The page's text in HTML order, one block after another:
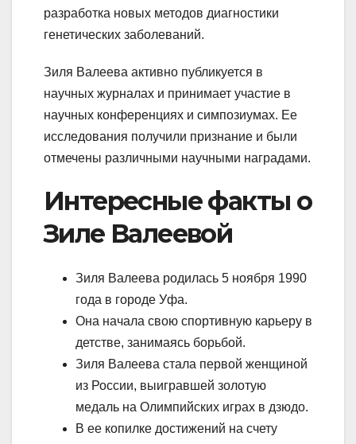
разработка новых методов диагностики
генетических заболеваний.
Зиля Валеева активно публикуется в
научных журналах и принимает участие в
научных конференциях и симпозиумах. Ее
исследования получили признание и были
отмечены различными научными наградами.
Интересные факты о
Зиле Валеевой
Зиля Валеева родилась 5 ноября 1990
года в городе Уфа.
Она начала свою спортивную карьеру в
детстве, занимаясь борьбой.
Зиля Валеева стала первой женщиной
из России, выигравшей золотую
медаль на Олимпийских играх в дзюдо.
В ее копилке достижений на счету